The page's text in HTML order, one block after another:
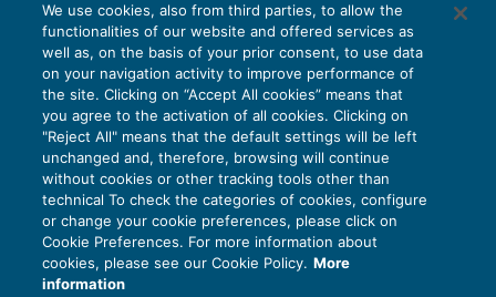
Privacy Policy
Cookie Policy
We use cookies, also from third parties, to allow the
functionalities of our website and offered services as
well as, on the basis of your prior consent, to use data
on your navigation activity to improve performance of
the site. Clicking on “Accept All cookies” means that
you agree to the activation of all cookies. Clicking on
"Reject All" means that the default settings will be left
unchanged and, therefore, browsing will continue
without cookies or other tracking tools other than
technical To check the categories of cookies, configure
or change your cookie preferences, please click on
Cookie Preferences. For more information about
cookies, please see our Cookie Policy. More
information